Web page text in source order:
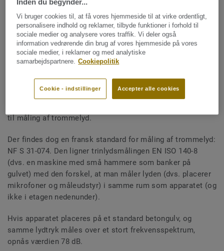
er lyden af gangtrafik i rummet over os, beskriver
trommelyden, hvor kraftig lyden er i det rum, som vi går i.
Mangler der krav og standarder?
forbindelse med trommelydsegenskaber, og i resten af
til måling af trommelyd.
Der findes dog en fransk standard for måling af trommelyd:
NF S 31-074. Den ligner trinlydsmålingen EN ISO 140-8
(dvs. en maskine med små hammere som banker på
gulvet) med den forskel, at man måler lyden (dvs. placerer
mikrofoner og måleudstyr) i samme rum som apparatet (og
ikke i etagen nedenunder).
Hvis apparatet placeres på et standard betongulv, og
samme lydtryk måles over et stort frekvensspektrum,
opnås værdien 78 dB.
Vi bruger cookies til, at få vores hjemmeside til at virke ordentligt,
personalisere indhold og reklamer, tilbyde funktioner i forhold til
sociale medier og analysere vores traffik. Vi deler også
information vedrørende din brug af vores hjemmeside på vores
sociale medier, i reklamer og med analytiske
samarbejdspartnere. Cookiepolitik
Accepter alle cookies
Cookie - indstillinger